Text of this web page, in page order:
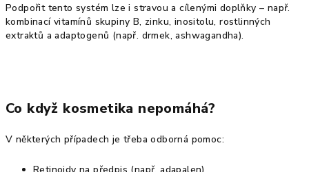
Podpořit tento systém lze i stravou a cílenými doplňky – např.
kombinací vitamínů skupiny B, zinku, inositolu, rostlinných
extraktů a adaptogenů (např. drmek, ashwagandha).
Co když kosmetika nepomáhá?
V některých případech je třeba odborná pomoc:
Retinoidy na předpis (např. adapalen)